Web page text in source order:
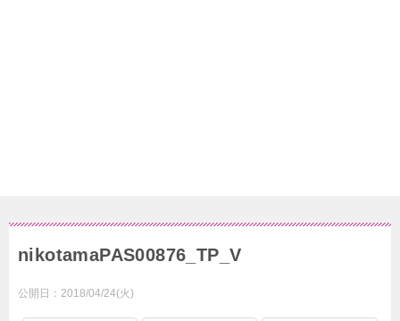
nikotamaPAS00876_TP_V
公開日： 2018/04/24(火)